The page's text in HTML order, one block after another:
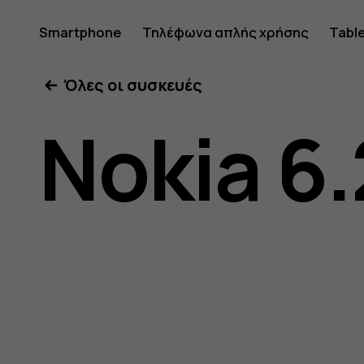
Οδηγίες
χρήσης
Nokia
Smartphone Τηλέφωνα απλής χρήσης
Όλες οι συσκευές
Nokia